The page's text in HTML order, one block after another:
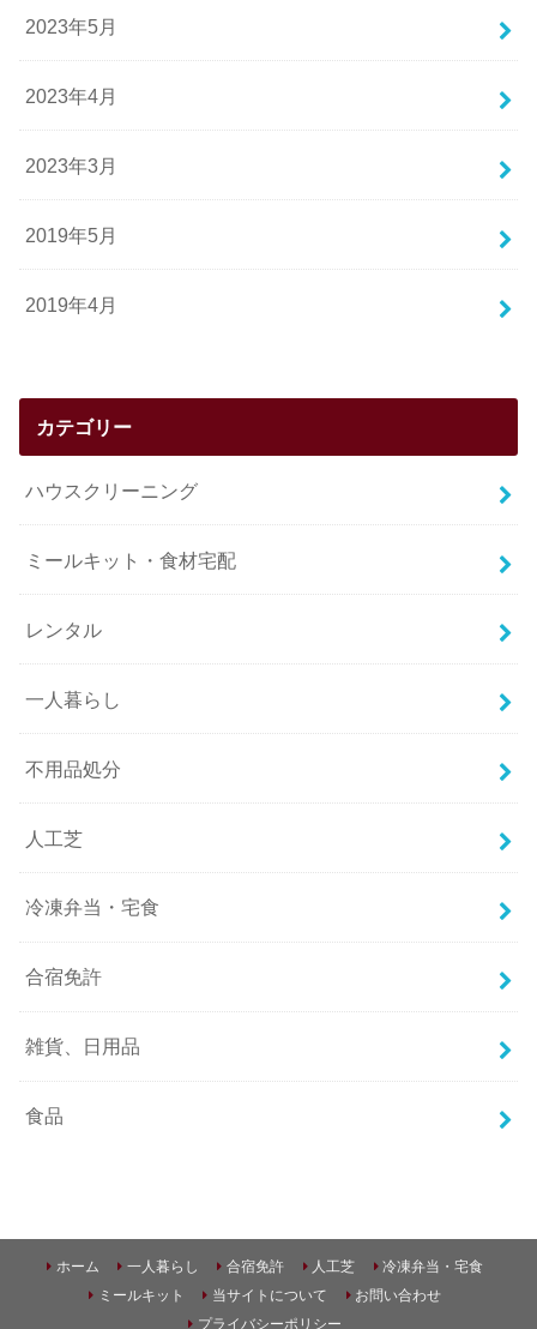
2023年5月
2023年4月
2023年3月
2019年5月
2019年4月
カテゴリー
ハウスクリーニング
ミールキット・食材宅配
レンタル
一人暮らし
不用品処分
人工芝
冷凍弁当・宅食
合宿免許
雑貨、日用品
食品
ホーム 一人暮らし 合宿免許 人工芝
冷凍弁当・宅食
ミールキット
当サイトについて
お問い合わせ
プライバシーポリシー